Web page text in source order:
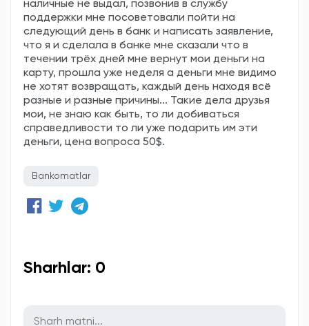
наличные не выдал, позвонив в службу
поддержки мне посоветовали пойти на
следующий день в банк и написать заявление,
что я и сделала в банке мне сказали что в
течении трёх дней мне вернут мои деньги на
карту, прошла уже неделя а деньги мне видимо
не хотят возвращать, каждый день находя всё
разные и разные причины... Такие дела друзья
мои, не знаю как быть, то ли добиваться
справедливости то ли уже подарить им эти
деньги, цена вопроса 50$.
Bankomatlar
Sharhlar: 0